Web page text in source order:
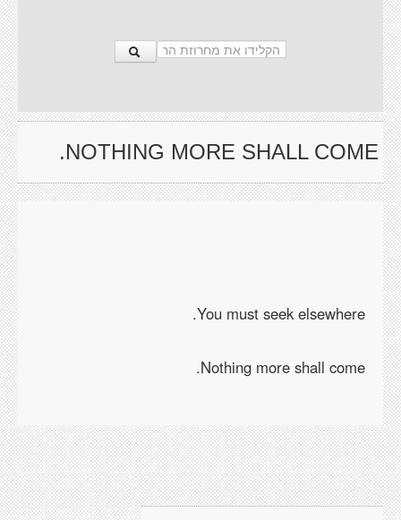
NOTHING MORE SHALL COME.